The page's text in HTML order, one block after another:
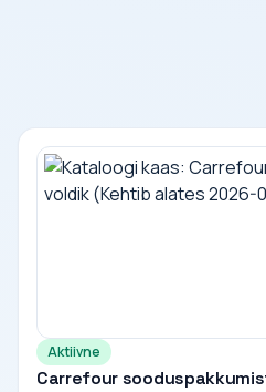
Aktiivne
Carrefour